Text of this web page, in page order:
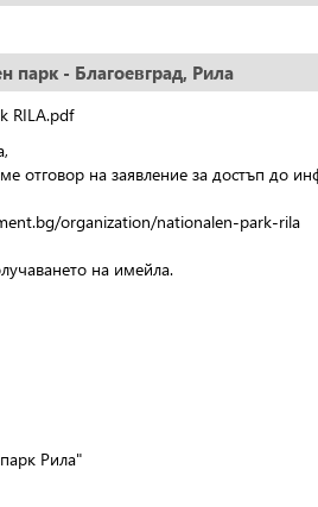
парк - Благоевград, Рила
RILA.pdf
отговор на заявление за достъп до
organization/nationalen-park-rila
на имейла.
Рила"